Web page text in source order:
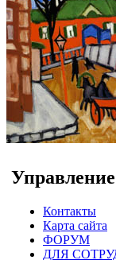
Управление
Контакты
Карта сайта
ФОРУМ
ДЛЯ